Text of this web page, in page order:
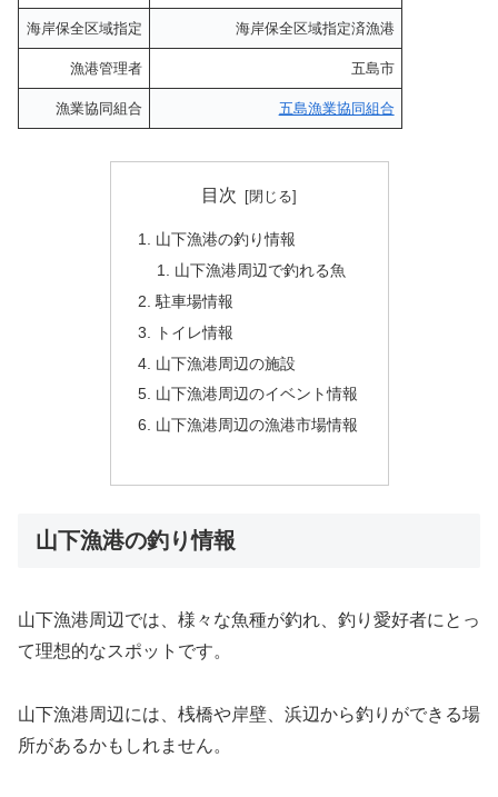
海岸保全区域指定 海岸保全区域指定済漁港
漁港管理者 五島市
漁業協同組合 五島漁業協同組合
目次
山下漁港の釣り情報
山下漁港周辺で釣れる魚
駐車場情報
トイレ情報
山下漁港周辺の施設
山下漁港周辺のイベント情報
山下漁港周辺の漁港市場情報
山下漁港の釣り情報
山下漁港周辺では、様々な魚種が釣れ、釣り愛好者にとっ
て理想的なスポットです。
山下漁港周辺には、桟橋や岸壁、浜辺から釣りができる場
所があるかもしれません。